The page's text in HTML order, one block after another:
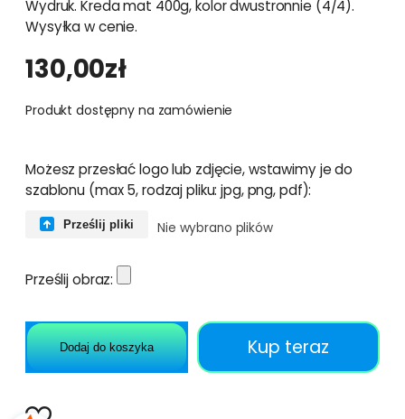
Wydruk. Kreda mat 400g, kolor dwustronnie (4/4).
Wysyłka w cenie.
130,00zł
Produkt dostępny na zamówienie
Możesz przesłać logo lub zdjęcie, wstawimy je do
szablonu (max 5, rodzaj pliku: jpg, png, pdf):
Prześlij pliki Nie wybrano plików
Prześlij obraz:
Dodaj do koszyka Kup teraz